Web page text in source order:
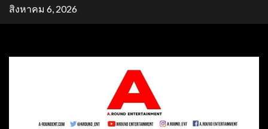
Skipสิงหาคม 6, 2026